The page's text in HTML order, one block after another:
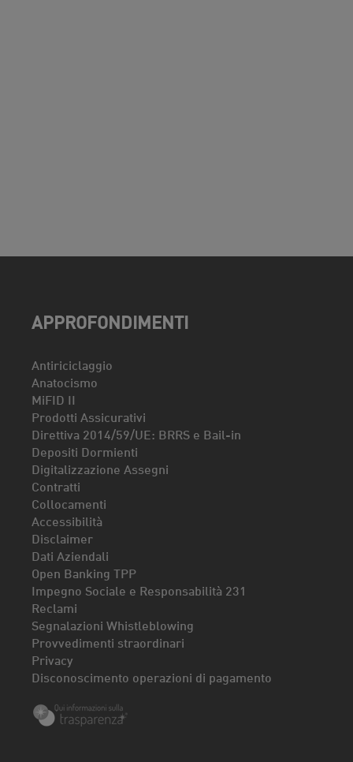
APPROFONDIMENTI
Antiriciclaggio
Anatocismo
MiFID II
Prodotti Assicurativi
Direttiva 2014/59/UE: BRRS e Bail-in
Depositi Dormienti
Digitalizzazione Assegni
Contratti
Collocamenti
Accessibilità
Disclaimer
Dati Aziendali
Open Banking TPP
Impegno Sociale e Responsabilità 231
Reclami
Segnalazioni Whistleblowing
Provvedimenti straordinari
Privacy
Disconoscimento operazioni di pagamento